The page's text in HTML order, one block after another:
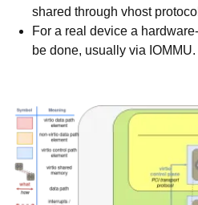
shared through vhost
For a real device a
be done, usually via IOMMU.